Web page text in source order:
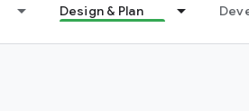
Design & Plan